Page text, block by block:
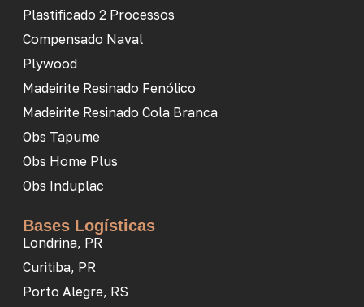
Plastificado 2 Processos
Compensado Naval
Plywood
Madeirite Resinado Fenólico
Madeirite Resinado Cola Branca
Obs Tapume
Obs Home Plus
Obs Induplac
Bases Logísticas
Londrina, PR
Curitiba, PR
Porto Alegre, RS